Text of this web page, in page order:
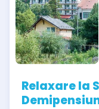
Relaxare la